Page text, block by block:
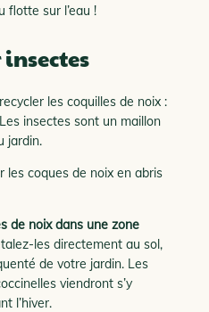
flotte sur l’eau !
les coquilles de noix :
insectes sont un maillon
jardin.
les coques de noix en abris
de noix dans une zone
les directement au sol,
de votre jardin. Les
viendront s’y
l’hiver.